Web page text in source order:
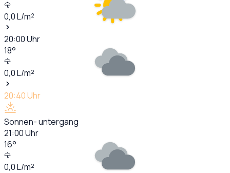
0,0L/m²
20:00Uhr
18°
0,0L/m²
20:40Uhr
Sonnen- untergang
21:00Uhr
16°
0,0L/m²